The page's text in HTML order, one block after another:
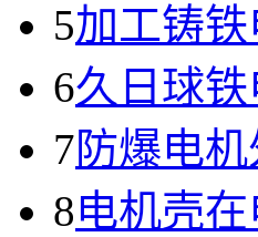
5加工铸
6久日球
7防爆电
8电机壳